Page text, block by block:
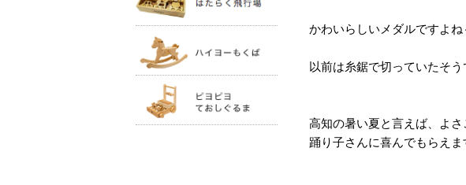
かわいらしいメダルですよね
以前は糸鋸で切っていたそ
高知の暑い夏と言えば、よさ
踊り子さんに喜んでもらえ